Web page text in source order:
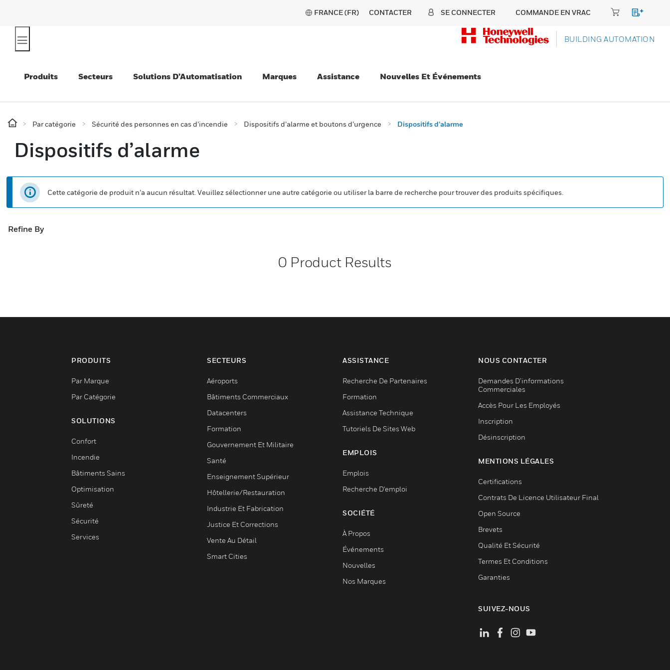
FRANCE (FR) CONTACTER SE CONNECTER COMMANDE EN VRAC
BUILDING AUTOMATION
Produits Secteurs Solutions D’Automatisation Marques Assistance Nouvelles Et Événements
Par catégorie Sécurité des personnes en cas d’incendie Dispositifs d’alarme et boutons d’urgence Dispositifs d’alarme
Dispositifs d’alarme
Cette catégorie de produit n’a aucun résultat. Veuillez sélectionner une autre catégorie ou utiliser la barre de recherche pour trouver des produits spécifiques.
Refine By
0 Product Results
PRODUITS
Par Marque
Par Catégorie
SOLUTIONS
Confort
Incendie
Bâtiments Sains
Optimisation
Sûreté
Sécurité
Services
SECTEURS
Aéroports
Bâtiments Commerciaux
Datacenters
Formation
Gouvernement Et Militaire
Santé
Enseignement Supérieur
Hôtellerie/Restauration
Industrie Et Fabrication
Justice Et Corrections
Vente Au Détail
Smart Cities
ASSISTANCE
Recherche De Partenaires
Formation
Assistance Technique
Tutoriels De Sites Web
EMPLOIS
Emplois
Recherche D'emploi
SOCIÉTÉ
À Propos
Événements
Nouvelles
Nos Marques
NOUS CONTACTER
Demandes D’informations
Commerciales
Accès Pour Les Employés
Inscription
Désinscription
MENTIONS LÉGALES
Certifications
Contrats De Licence Utilisateur Final
Open Source
Brevets
Qualité Et Sécurité
Termes Et Conditions
Garanties
SUIVEZ-NOUS